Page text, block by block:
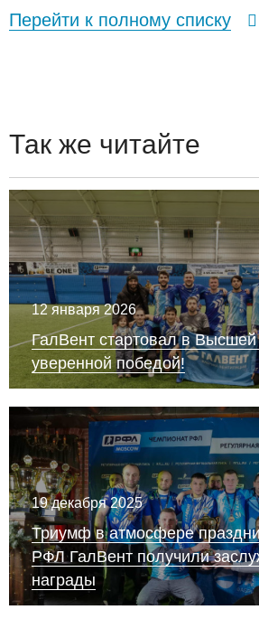
Перейти к полному списку
Так же читайте
12 января 2026
ГалВент стартовал в Высшей
уверенной победой!
19 декабря 2025
Триумф в атмосфере
РФЛ ГалВент получили
награды